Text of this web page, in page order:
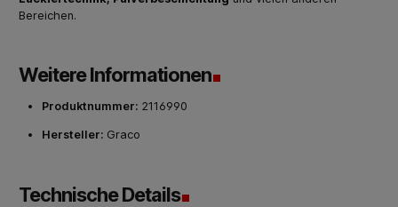
Bereichen.
Weitere Informationen
Produktnummer: 2116990
Hersteller: Graco
Technische Details